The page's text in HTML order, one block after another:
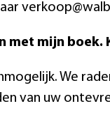
met mijn boek.
We
van uw